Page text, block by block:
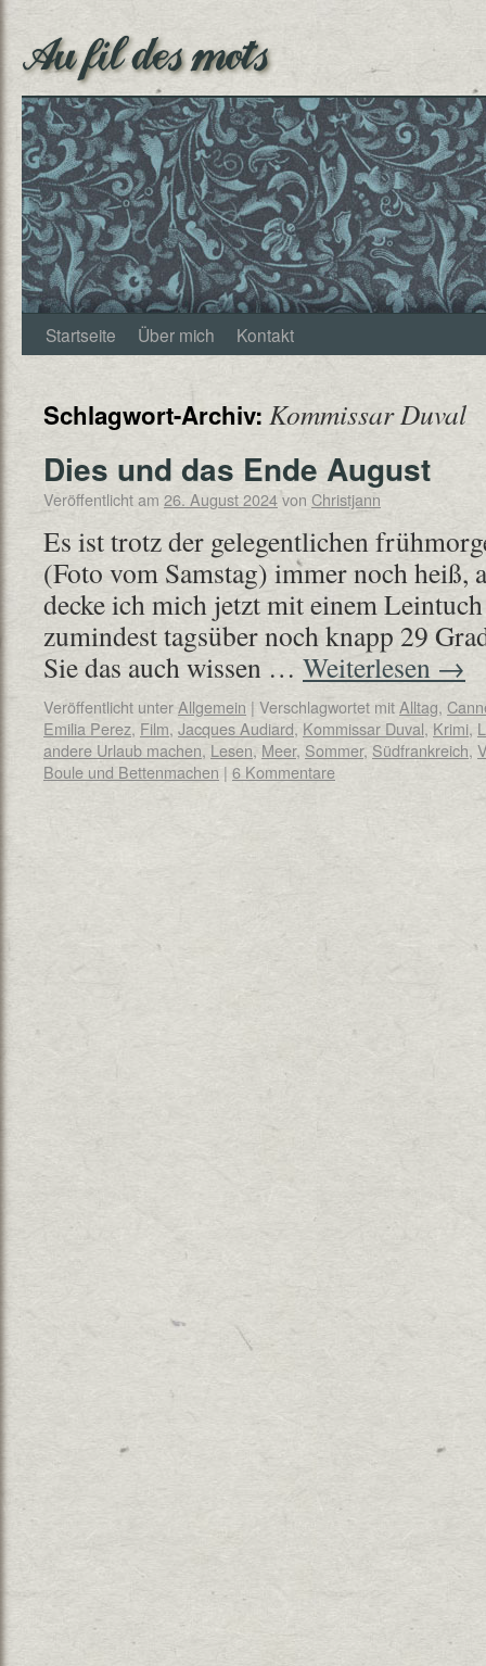
Au fil des mots
Startseite Über mich Kontakt
Schlagwort-Archiv: Kommissar Duval
Dies und das Ende August
Veröffentlicht am 26. August 2024von Christjann
Es ist trotz der gelegentlichen
(Foto vom Samstag) immer noch heiß,
decke ich mich jetzt mit einem
zumindest tagsüber noch knapp 29
Sie das auch wissen … Weiterlesen →
Veröffentlicht unterAllgemein | Verschlagwortet mitAlltag,
Emilia Perez, Film, Jacques Audiard, Kommissar Duval, Krimi,
andere Urlaub machen, Lesen, Meer, Sommer, Südfrankreich,
Boule und Bettenmachen | 6 Kommentare